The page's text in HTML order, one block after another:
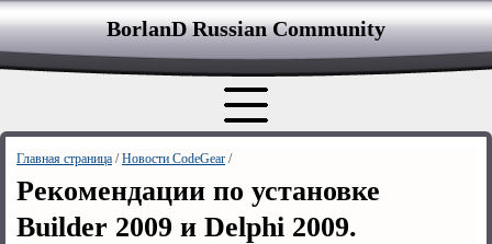
BorlanD Russian Сommunity
Главная страница /Новости CodeGear /
Рекомендации по установке
Builder 2009 и Delphi 2009.